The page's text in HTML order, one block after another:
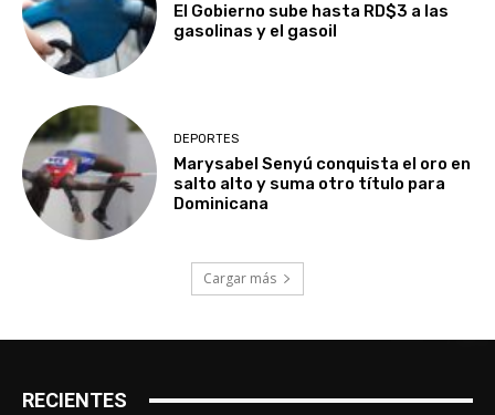
El Gobierno sube hasta RD$3 a las
gasolinas y el gasoil
DEPORTES
Marysabel Senyú conquista el oro en
salto alto y suma otro título para
Dominicana
Cargar más
RECIENTES